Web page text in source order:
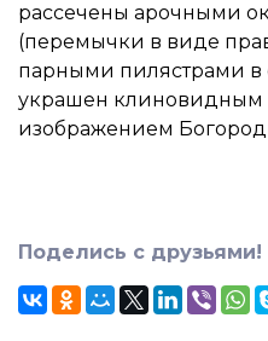
рассечены арочными
(перемычки в виде
парными пилястрами в
украшен клиновидным
изображением
Поделись с друзьями!